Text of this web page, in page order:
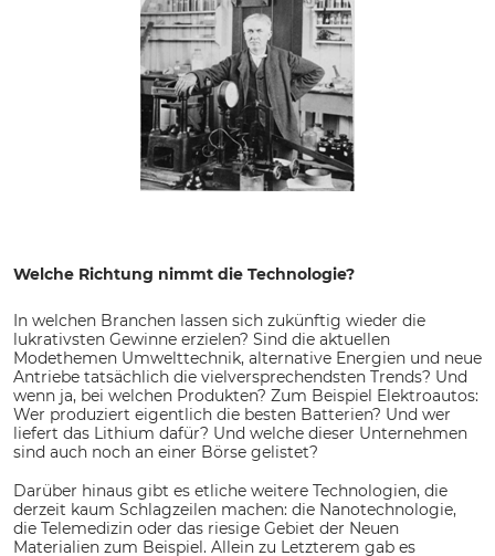
Welche Richtung nimmt die Technologie?
In welchen Branchen lassen sich zukünftig wieder die
lukrativsten Gewinne erzielen? Sind die aktuellen
Modethemen Umwelttechnik, alternative Energien und neue
Antriebe tatsächlich die vielversprechendsten Trends? Und
wenn ja, bei welchen Produkten? Zum Beispiel Elektroautos:
Wer produziert eigentlich die besten Batterien? Und wer
liefert das Lithium dafür? Und welche dieser Unternehmen
sind auch noch an einer Börse gelistet?
Darüber hinaus gibt es etliche weitere Technologien, die
derzeit kaum Schlagzeilen machen: die Nanotechnologie,
die Telemedizin oder das riesige Gebiet der Neuen
Materialien zum Beispiel. Allein zu Letzterem gab es